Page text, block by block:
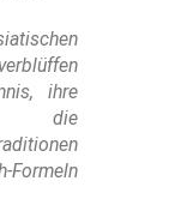
ihre
die